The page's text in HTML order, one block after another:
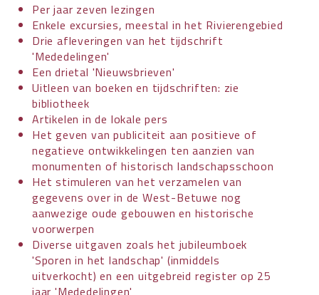
Per jaar zeven lezingen
Enkele excursies, meestal in het Rivierengebied
Drie afleveringen van het tijdschrift
'Mededelingen'
Een drietal 'Nieuwsbrieven'
Uitleen van boeken en tijdschriften: zie
bibliotheek
Artikelen in de lokale pers
Het geven van publiciteit aan positieve of
negatieve ontwikkelingen ten aanzien van
monumenten of historisch landschapsschoon
Het stimuleren van het verzamelen van
gegevens over in de West-Betuwe nog
aanwezige oude gebouwen en historische
voorwerpen
Diverse uitgaven zoals het jubileumboek
'Sporen in het landschap' (inmiddels
uitverkocht) en een uitgebreid register op 25